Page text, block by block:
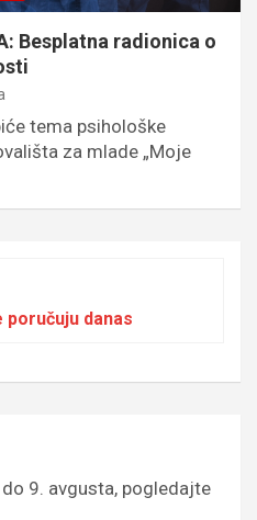
Besplatna radionica o
tema psihološke
za mlade „Moje
danas
do 9. avgusta, pogledajte